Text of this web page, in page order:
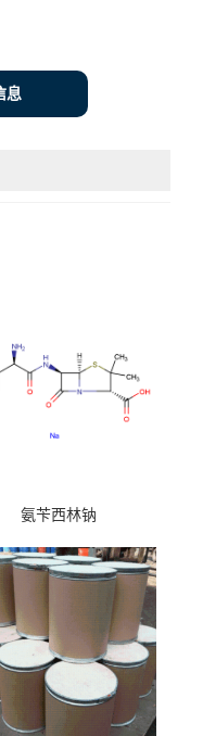
息
氨苄西林钠